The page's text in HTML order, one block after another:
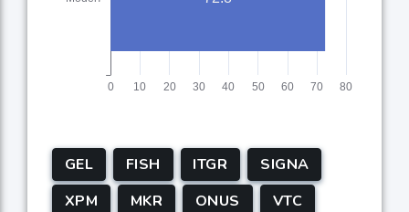
GEL FISH ITGR
SIGNA
XPM
MKR ONUS
VTC